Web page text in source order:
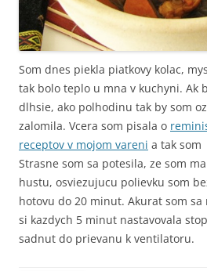
Som dnes piekla piatkovy kolac,
tak bolo teplo u mna v kuchyni. Ak
dlhsie, ako polhodinu tak by som
zalomila. Vcera som pisala o
receptov v mojom vareni a tak
Strasne som sa potesila, ze som
hustu, osviezujucu polievku som
hotovu do 20 minut. Akurat som
si kazdych 5 minut nastavovala
sadnut do prievanu k ventilatoru.